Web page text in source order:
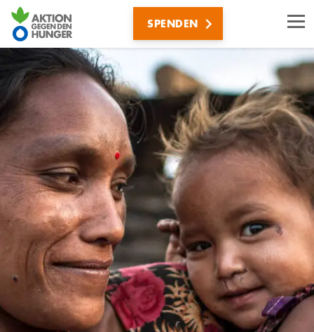
Direkt
zum
Inhalt
SPENDEN